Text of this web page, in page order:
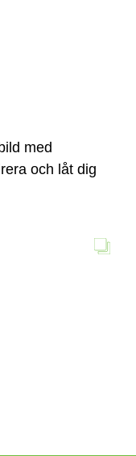
med
och låt dig